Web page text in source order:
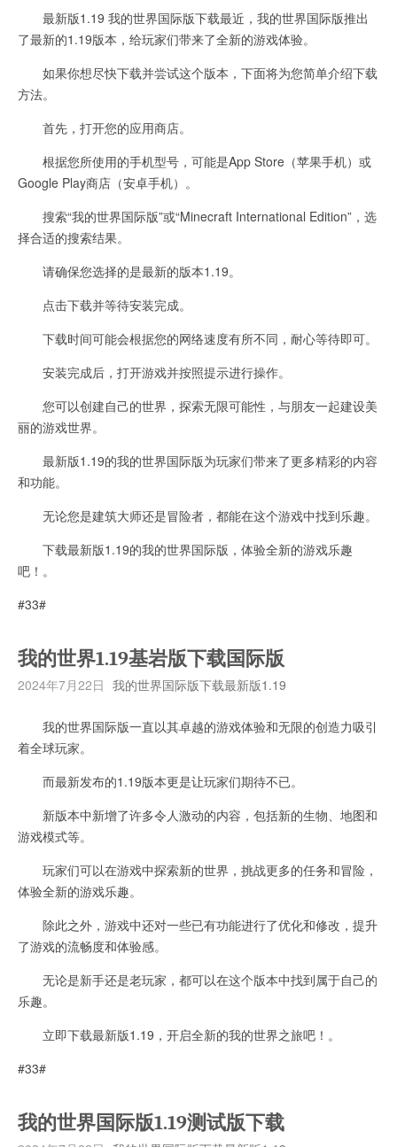
最新版1.19 我的世界国际版下载最近，我的世界国际版推出
了最新的1.19版本，给玩家们带来了全新的游戏体验。
如果你想尽快下载并尝试这个版本，下面将为您简单介绍下载
方法。
首先，打开您的应用商店。
根据您所使用的手机型号，可能是App Store（苹果手机）或
Google Play商店（安卓手机）。
搜索“我的世界国际版”或“Minecraft International Edition”，选
择合适的搜索结果。
请确保您选择的是最新的版本1.19。
点击下载并等待安装完成。
下载时间可能会根据您的网络速度有所不同，耐心等待即可。
安装完成后，打开游戏并按照提示进行操作。
您可以创建自己的世界，探索无限可能性，与朋友一起建设美
丽的游戏世界。
最新版1.19的我的世界国际版为玩家们带来了更多精彩的内容
和功能。
无论您是建筑大师还是冒险者，都能在这个游戏中找到乐趣。
下载最新版1.19的我的世界国际版，体验全新的游戏乐趣
吧！。
#33#
我的世界1.19基岩版下载国际版
2024年7月22日 我的世界国际版下载最新版1.19
我的世界国际版一直以其卓越的游戏体验和无限的创造力吸引
着全球玩家。
而最新发布的1.19版本更是让玩家们期待不已。
新版本中新增了许多令人激动的内容，包括新的生物、地图和
游戏模式等。
玩家们可以在游戏中探索新的世界，挑战更多的任务和冒险，
体验全新的游戏乐趣。
除此之外，游戏中还对一些已有功能进行了优化和修改，提升
了游戏的流畅度和体验感。
无论是新手还是老玩家，都可以在这个版本中找到属于自己的
乐趣。
立即下载最新版1.19，开启全新的我的世界之旅吧！。
#33#
我的世界国际版1.19测试版下载